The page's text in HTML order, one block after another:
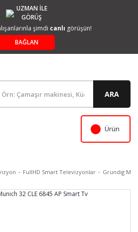
UZMAN İLE
GÖRÜŞ
şimdi canlı görüşün!
BAĞLAN
ARA
Ürün
FullHD Smart Televizyonlar Grundig